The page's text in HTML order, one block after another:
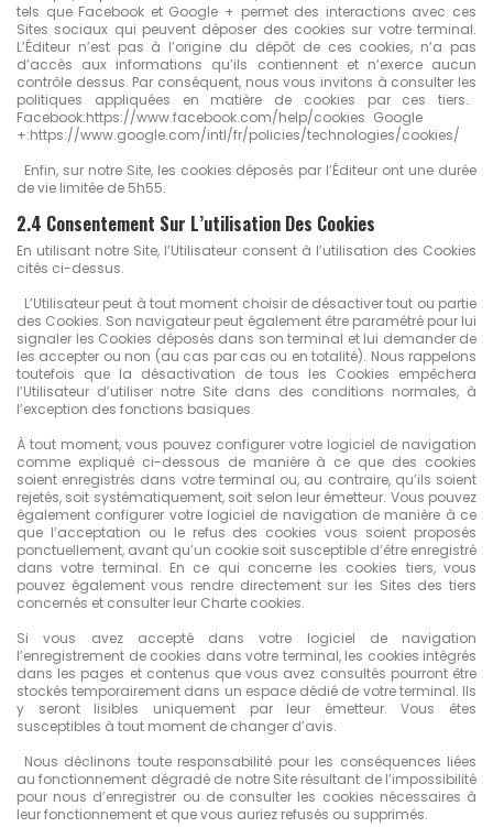
tels que Facebook et Google + permet des interactions avec ces
Sites sociaux qui peuvent déposer des cookies sur votre terminal.
L’Éditeur n’est pas à l’origine du dépôt de ces cookies, n’a pas
d’accès aux informations qu’ils contiennent et n’exerce aucun
contrôle dessus. Par conséquent, nous vous invitons à consulter les
politiques appliquées en matière de cookies par ces tiers.
Facebook:https://www.facebook.com/help/cookies Google
+:https://www.google.com/intl/fr/policies/technologies/cookies/
Enfin, sur notre Site, les cookies déposés par l’Éditeur ont une durée
de vie limitée de 5h55.
2.4 Consentement Sur L’utilisation Des Cookies
En utilisant notre Site, l’Utilisateur consent à l’utilisation des Cookies
cités ci-dessus.
L’Utilisateur peut à tout moment choisir de désactiver tout ou partie
des Cookies. Son navigateur peut également être paramétré pour lui
signaler les Cookies déposés dans son terminal et lui demander de
les accepter ou non (au cas par cas ou en totalité). Nous rappelons
toutefois que la désactivation de tous les Cookies empêchera
l’Utilisateur d’utiliser notre Site dans des conditions normales, à
l’exception des fonctions basiques.
À tout moment, vous pouvez configurer votre logiciel de navigation
comme expliqué ci-dessous de manière à ce que des cookies
soient enregistrés dans votre terminal ou, au contraire, qu’ils soient
rejetés, soit systématiquement, soit selon leur émetteur. Vous pouvez
également configurer votre logiciel de navigation de manière à ce
que l’acceptation ou le refus des cookies vous soient proposés
ponctuellement, avant qu’un cookie soit susceptible d’être enregistré
dans votre terminal. En ce qui concerne les cookies tiers, vous
pouvez également vous rendre directement sur les Sites des tiers
concernés et consulter leur Charte cookies.
Si vous avez accepté dans votre logiciel de navigation
l’enregistrement de cookies dans votre terminal, les cookies intégrés
dans les pages et contenus que vous avez consultés pourront être
stockés temporairement dans un espace dédié de votre terminal. Ils
y seront lisibles uniquement par leur émetteur. Vous êtes
susceptibles à tout moment de changer d’avis.
Nous déclinons toute responsabilité pour les conséquences liées
au fonctionnement dégradé de notre Site résultant de l’impossibilité
pour nous d’enregistrer ou de consulter les cookies nécessaires à
leur fonctionnement et que vous auriez refusés ou supprimés.